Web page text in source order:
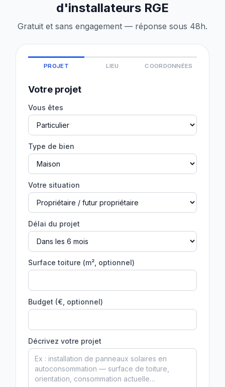
d'installateurs RGE
Gratuit et sans engagement — réponse sous 48h.
PROJET LIEU COORDONNÉES
Votre projet
Vous êtes
Type de bien
Votre situation
Délai du projet
Surface toiture (m², optionnel)
Budget (€, optionnel)
Décrivez votre projet